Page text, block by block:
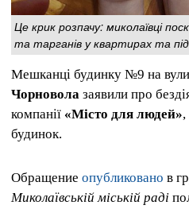
Це крик розпачу: миколаївці
та тарганів у квартирах та
Мешканці будинку №9 на
Чорновола заявили про
компанії «Місто для людей»,
будинок.
Обращение опубликовано в
Миколаївській міській раді